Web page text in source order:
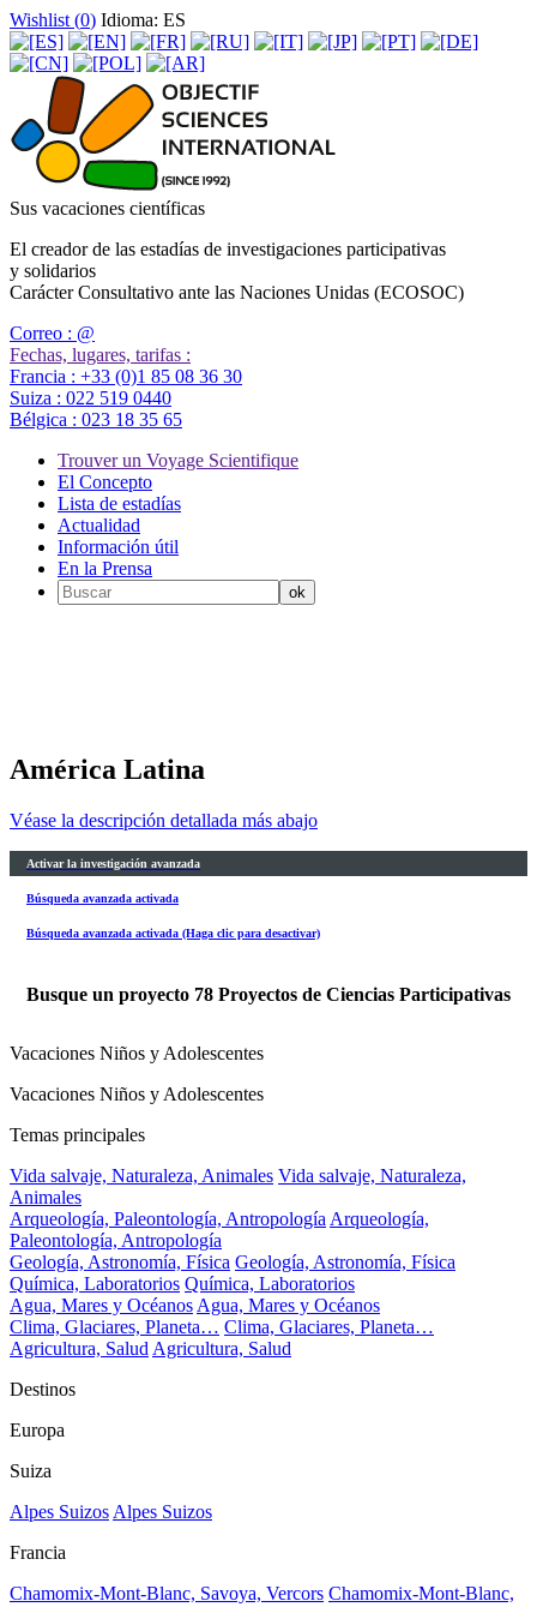
Wishlist (0) Idioma: ES
Sus vacaciones científicas
El creador de las estadías de investigaciones participativas
y solidarios
Carácter Consultativo ante las Naciones Unidas (ECOSOC)
Correo : @
Fechas, lugares, tarifas :
Francia : +33 (0)1 85 08 36 30
Suiza : 022 519 0440
Bélgica : 023 18 35 65
Trouver un Voyage Scientifique
El Concepto
Lista de estadías
Actualidad
Información útil
En la Prensa
América Latina
Véase la descripción detallada más abajo
Activar la investigación avanzada
Búsqueda avanzada activada
Búsqueda avanzada activada (Haga clic para desactivar)
Busque un proyecto 78 Proyectos de Ciencias Participativas
Vacaciones Niños y Adolescentes
Vacaciones Niños y Adolescentes
Temas principales
Vida salvaje, Naturaleza, Animales Vida salvaje, Naturaleza,
Animales
Arqueología, Paleontología, Antropología Arqueología,
Paleontología, Antropología
Geología, Astronomía, Física Geología, Astronomía, Física
Química, Laboratorios Química, Laboratorios
Agua, Mares y Océanos Agua, Mares y Océanos
Clima, Glaciares, Planeta… Clima, Glaciares, Planeta…
Agricultura, Salud Agricultura, Salud
Destinos
Europa
Suiza
Alpes Suizos Alpes Suizos
Francia
Chamomix-Mont-Blanc, Savoya, Vercors Chamomix-Mont-Blanc,